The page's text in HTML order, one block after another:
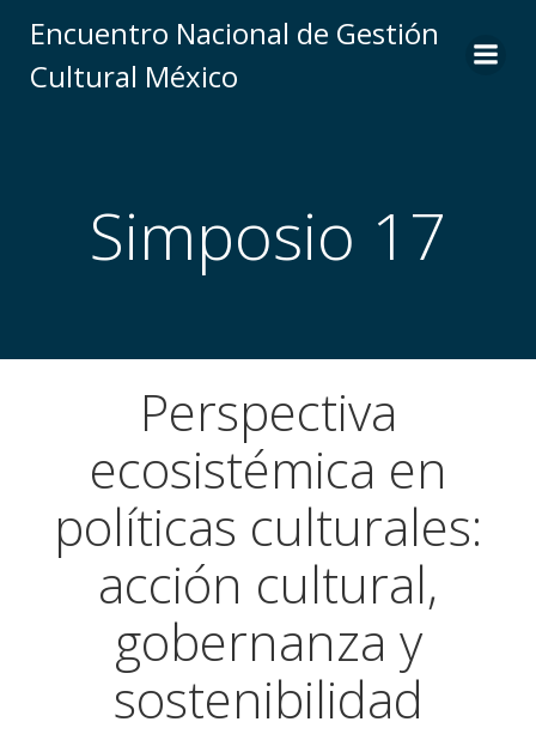
al
Encuentro Nacional de Gestión
Cultural México
Simposio 17
Perspectiva
ecosistémica en
políticas culturales:
acción cultural,
gobernanza y
sostenibilidad